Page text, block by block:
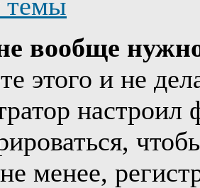
вообще
этого и не
менее,